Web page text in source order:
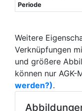
Periode
Weitere
Verknüpfungen
und größere
können nur AGK-
werden?).